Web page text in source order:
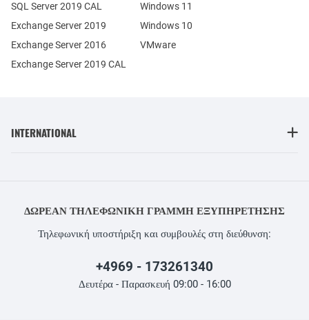
Exchange Server 2019
Exchange Server 2016
SQL Server 2019 CAL
Exchange Server 2019 CAL
Windows 11
Windows 10
VMware
INTERNATIONAL
ΔΩΡΕΆΝ ΤΗΛΕΦΩΝΙΚΉ ΓΡΑΜΜΉ ΕΞΥΠΗΡΈΤΗΣΗΣ
Τηλεφωνική υποστήριξη και συμβουλές στη διεύθυνση:
+4969 - 173261340
Δευτέρα - Παρασκευή 09:00 - 16:00